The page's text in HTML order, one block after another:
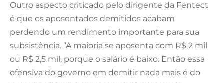
Outro aspecto criticado pelo dirigente da Fentect
é que os aposentados demitidos acabam
perdendo um rendimento importante para sua
subsistência. “A maioria se aposenta com R$ 2 mil
ou R$ 2,5 mil, porque o salário é baixo. Então essa
ofensiva do governo em demitir nada mais é do